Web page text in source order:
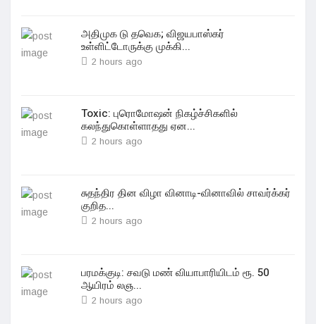
அதிமுக டு தவெக; விஜயபாஸ்கர்
உள்ளிட்டோருக்கு முக்கி...
2 hours ago
Toxic: புரொமோஷன் நிகழ்ச்சிகளில்
கலந்துகொள்ளாதது ஏன...
2 hours ago
சுதந்திர தின விழா வினாடி-வினாவில் சாவர்க்கர்
குறித...
2 hours ago
பரமக்குடி: சவடு மண் வியாபாரியிடம் ரூ. 50
ஆயிரம் லஞ...
2 hours ago